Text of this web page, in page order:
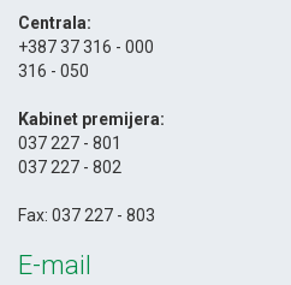
Centrala:
+387 37 316 - 000
316 - 050
Kabinet premijera:
037 227 - 801
037 227 - 802
Fax: 037 227 - 803
E-mail